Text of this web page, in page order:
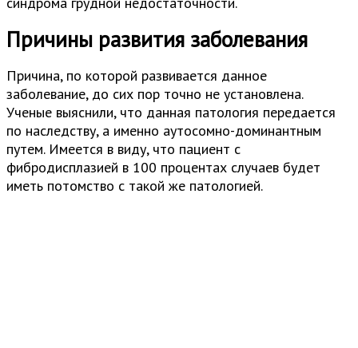
Причины развития заболевания
Причина, по которой развивается данное
заболевание, до сих пор точно не установлена.
Ученые выяснили, что данная патология передается
по наследству, а именно аутосомно-доминантным
путем. Имеется в виду, что пациент с
фибродисплазией в 100 процентах случаев будет
иметь потомство с такой же патологией.